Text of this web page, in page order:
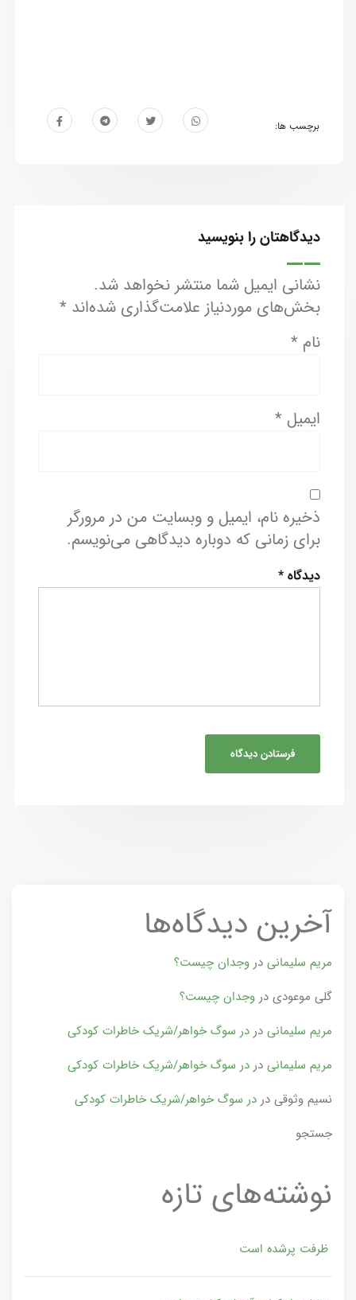
برچسب ها:
دیدگاهتان را بنویسید
نشانی ایمیل شما منتشر نخواهد شد.
بخش‌های موردنیاز علامت‌گذاری شده‌اند *
نام *
ایمیل *
ذخیره نام، ایمیل و وبسایت من در مرورگر
برای زمانی که دوباره دیدگاهی می‌نویسم.
دیدگاه*
آخرین دیدگاه‌ها
مریم سلیمانی در وجدان چیست؟
گلی موعودی در وجدان چیست؟
مریم سلیمانی در در سوگ خواهر/شریک خاطرات کودکی
مریم سلیمانی در در سوگ خواهر/شریک خاطرات کودکی
نسیم وثوقی در در سوگ خواهر/شریک خاطرات کودکی
جستجو
نوشته‌های تازه
ظرفت پرشده‌ است